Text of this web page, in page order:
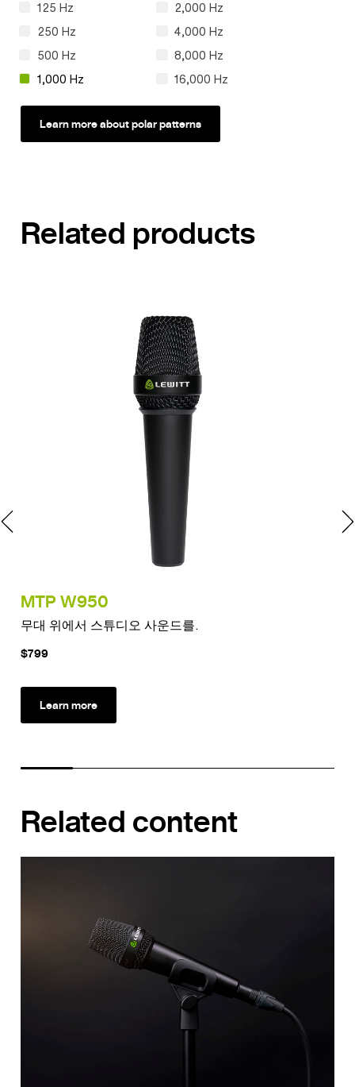
125 Hz
250 Hz
500 Hz
1,000 Hz
2,000 Hz
4,000 Hz
8,000 Hz
16,000 Hz
Learn more about polar patterns
Related products
MTP W950
무대 위에서 스튜디오 사운드를.
$799
Learn more
Related content